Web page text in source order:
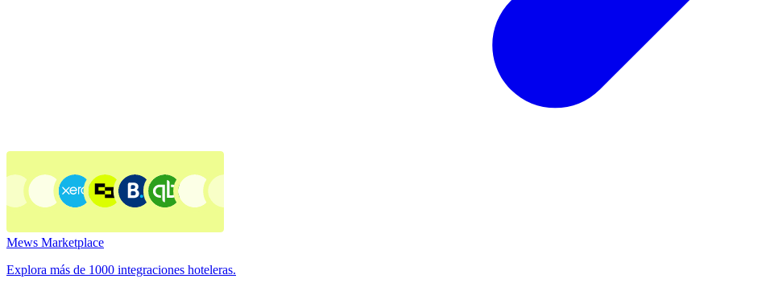
Mews Marketplace
Explora más de 1000 integraciones hoteleras.